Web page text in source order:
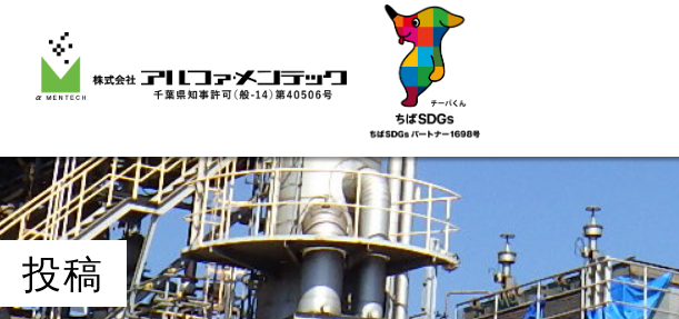
投稿